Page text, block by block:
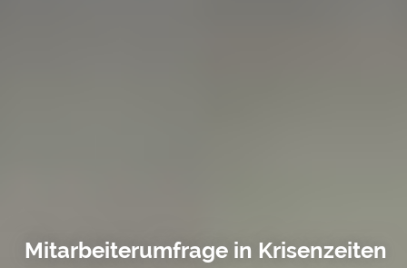
Mitarbeiterumfrage in Krisenzeiten